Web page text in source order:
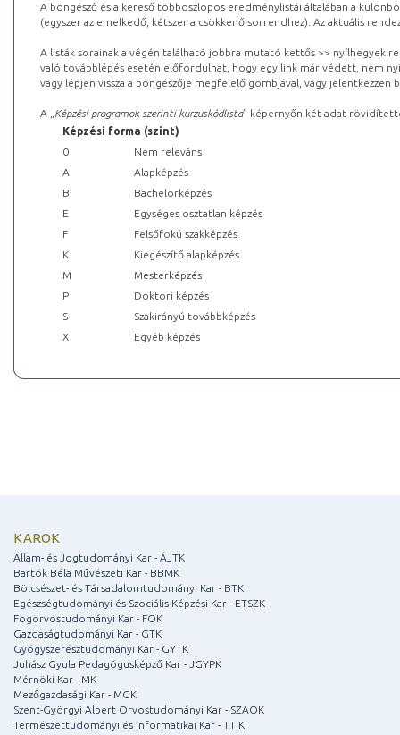
A böngésző és a kereső többoszlopos eredménylistái általában a
(egyszer az emelkedő, kétszer a csökkenő sorrendhez). Az aktuális
A listák sorainak a végén található jobbra mutató kettős >> nyílhegyek
való továbblépés esetén előfordulhat, hogy egy link már védett, nem
vagy lépjen vissza a böngészője megfelelő gombjával, vagy
A „ Képzési programok szerinti kurzuskódlista” képernyőn két adat
Képzési forma (szint)
0
Nem releváns
A
Alapképzés
B
Bachelorképzés
E
Egységes osztatlan képzés
F
Felsőfokú szakképzés
K
Kiegészítő alapképzés
M
Mesterképzés
P
Doktori képzés
S
Szakirányú továbbképzés
X
Egyéb képzés
KAROK
Állam- és Jogtudományi Kar - ÁJTK
Bartók Béla Művészeti Kar - BBMK
Bölcsészet- és Társadalomtudományi Kar - BTK
Egészségtudományi és Szociális Képzési Kar - ETSZK
Fogorvostudományi Kar - FOK
Gazdaságtudományi Kar - GTK
Gyógyszerésztudományi Kar - GYTK
Juhász Gyula Pedagógusképző Kar - JGYPK
Mérnöki Kar - MK
Mezőgazdasági Kar - MGK
Szent-Györgyi Albert Orvostudományi Kar - SZAOK
Természettudományi és Informatikai Kar - TTIK